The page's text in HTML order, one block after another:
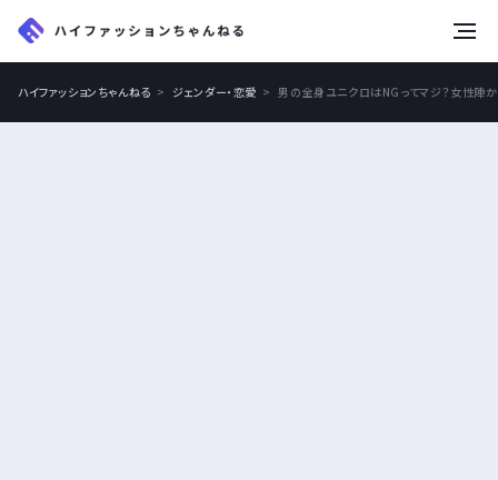
ハイファッションちゃんねる ジェンダー・恋愛 男の全身ユニクロはNGってマジ？女性陣